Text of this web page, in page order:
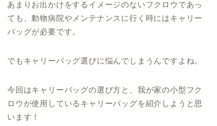
あまりお出かけをするイメージのないフクロウであっ
ても、動物病院やメンテナンスに行く時にはキャリー
バッグが必要です。
でもキャリーバッグ選びに悩んでしまうんですよね。
今回はキャリーバッグの選び方と、我が家の小型フク
ロウが使用しているキャリーバッグを紹介しようと思
います！